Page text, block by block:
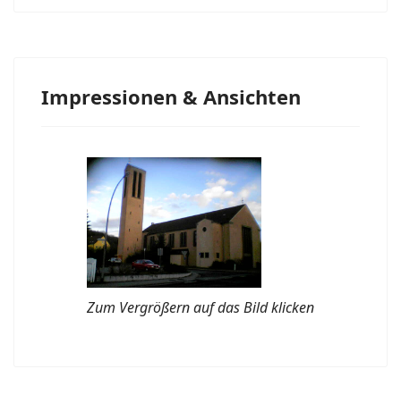
Impressionen & Ansichten
Zum Vergrößern auf das Bild klicken